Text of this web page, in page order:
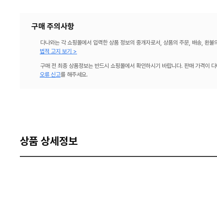
구매 주의사항
다나와는 각 쇼핑몰에서 입력한 상품 정보의 중개자로서, 상품의 주문, 배송, 환불
법적 고지 보기 >
구매 전 최종 상품정보는 반드시 쇼핑몰에서 확인하시기 바랍니다. 판매 가격이
오류 신고를 해주세요.
상품 상세정보